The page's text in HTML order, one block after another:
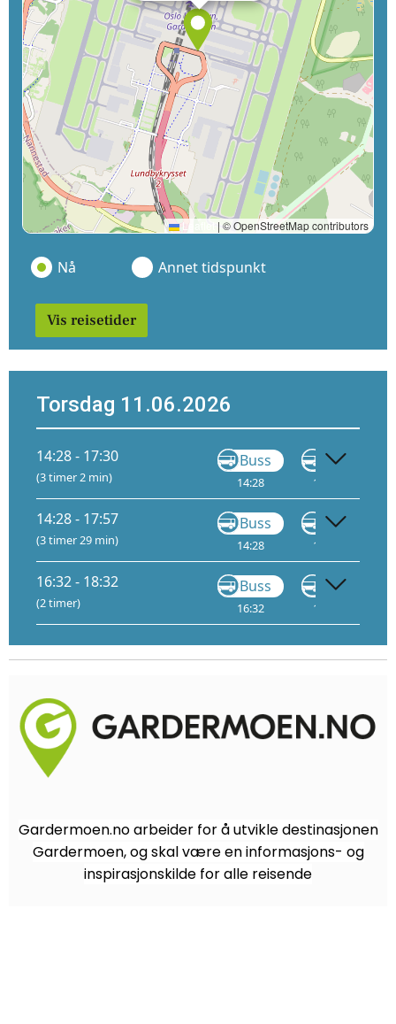
Leaflet | © OpenStreetMap contributors
Nå Annet tidspunkt
Vis reisetider
Torsdag 11.06.2026
14:28 - 17:30
(3 timer 2 min)
Buss
14:28
Buss
15:04
14:28 - 17:57
(3 timer 29 min)
Buss
14:28
Buss
15:04
16:32 - 18:32
(2 timer)
Buss
16:32
Buss
16:51
Gardermoen.no arbeider for å utvikle destinasjonen
Gardermoen, og skal være en informasjons- og
inspirasjonskilde for alle reisende